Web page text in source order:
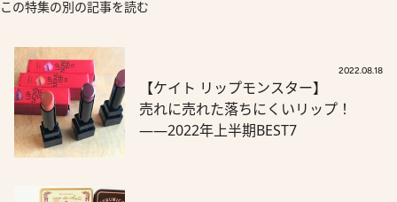
この特集の別の記事を読む
2022.08.18
【ケイト リップモンスター】
売れに売れた落ちにくいリップ！
――2022年上半期BEST7